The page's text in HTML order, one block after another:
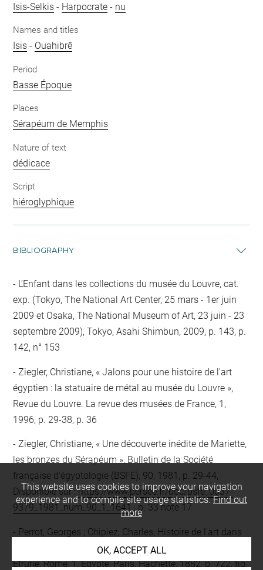
Isis-Selkis - Harpocrate - nu
Names and titles
Isis - Ouahibrê
Period
Basse Époque
Places
Sérapéum de Memphis
Nature of text
dédicace
Script
hiéroglyphique
BIBLIOGRAPHY
L'Enfant dans les collections du musée du Louvre, cat.
exp. (Tokyo, The National Art Center, 25 mars - 1er juin
2009 et Osaka, The National Museum of Art, 23 juin - 23
septembre 2009), Tokyo, Asahi Shimbun, 2009, p. 143, p.
142, n° 153
Ziegler, Christiane, « Jalons pour une histoire de l'art
égyptien : la statuaire de métal au musée du Louvre »,
Revue du Louvre. La revue des musées de France, 1,
1996, p. 29-38, p. 36
Ziegler, Christiane, « Une découverte inédite de Mariette,
les bronzes du Sérapéum », Bulletin de la Société
française d'égyptologie (BSFE), 90, 1981, p. 29-44,
Disponible sur :https://www.persee.fr/doc/bsfe_0037-
9379_1981_num_90_1_1641 , p. 33 note 17
Perrot, Georges ; Chipiez, Charles, Histoire de l'art dans
l'Antiquité. Égypte, Assyrie, Perse, Asie mineure, Grèce,
Etrurie, Rome, 1, Égypte, Paris, Hachette, 1882, p. 722, fig.
This website uses cookies to improve your navigation
experience and to compile site usage statistics.Find out
more
OK, ACCEPT ALL